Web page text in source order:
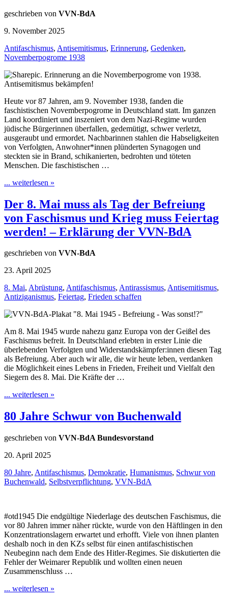
geschrieben von VVN-BdA
9. November 2025
Antifaschismus, Antisemitismus, Erinnerung, Gedenken,
Novemberpogrome 1938
Heute vor 87 Jahren, am 9. November 1938, fanden die
faschistischen Novemberpogrome in Deutschland statt. Im ganzen
Land koordiniert und inszeniert von dem Nazi-Regime wurden
jüdische Bürgerinnen überfallen, gedemütigt, schwer verletzt,
ausgeraubt und ermordet. Nachbarinnen stahlen die Habseligkeiten
von Verfolgten, Anwohner*innen plünderten Synagogen und
steckten sie in Brand, schikanierten, bedrohten und töteten
Menschen. Die faschistischen …
... weiterlesen »
Der 8. Mai muss als Tag der Befreiung
von Faschismus und Krieg muss Feiertag
werden! – Erklärung der VVN-BdA
geschrieben von VVN-BdA
23. April 2025
8. Mai, Abrüstung, Antifaschismus, Antirassismus, Antisemitismus,
Antiziganismus, Feiertag, Frieden schaffen
Am 8. Mai 1945 wurde nahezu ganz Europa von der Geißel des
Faschismus befreit. In Deutschland erlebten in erster Linie die
überlebenden Verfolgten und Widerstandskämpfer:innen diesen Tag
als Befreiung. Aber auch wir alle, die wir heute leben, verdanken
die Möglichkeit eines Lebens in Frieden, Freiheit und Vielfalt den
Siegern des 8. Mai. Die Kräfte der …
... weiterlesen »
80 Jahre Schwur von Buchenwald
geschrieben von VVN-BdA Bundesvorstand
20. April 2025
80 Jahre, Antifaschismus, Demokratie, Humanismus, Schwur von
Buchenwald, Selbstverpflichtung, VVN-BdA
#otd1945 Die endgültige Niederlage des deutschen Faschismus, die
vor 80 Jahren immer näher rückte, wurde von den Häftlingen in den
Konzentrationslagern erwartet und erhofft. Viele von ihnen planten
deshalb noch in den KZs selbst für einen antifaschistischen
Neubeginn nach dem Ende des Hitler-Regimes. Sie diskutierten die
Fehler der Weimarer Republik und wollten einen neuen
Zusammenschluss …
... weiterlesen »